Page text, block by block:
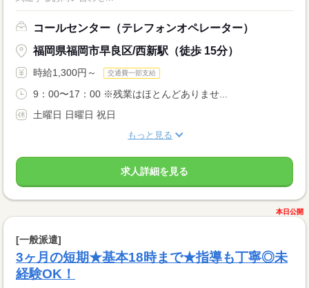
コールセンター（テレフォンオペレーター）
福岡県福岡市早良区/西新駅（徒歩 15分）
時給1,300円～ 交通費一部支給
9：00〜17：00 ※残業はほとんどありませ...
土曜日 日曜日 祝日
もっと見る
求人詳細を見る
本日公開
[一般派遣]
3ヶ月の短期★基本18時まで★指導も丁寧◎未
経験OK！